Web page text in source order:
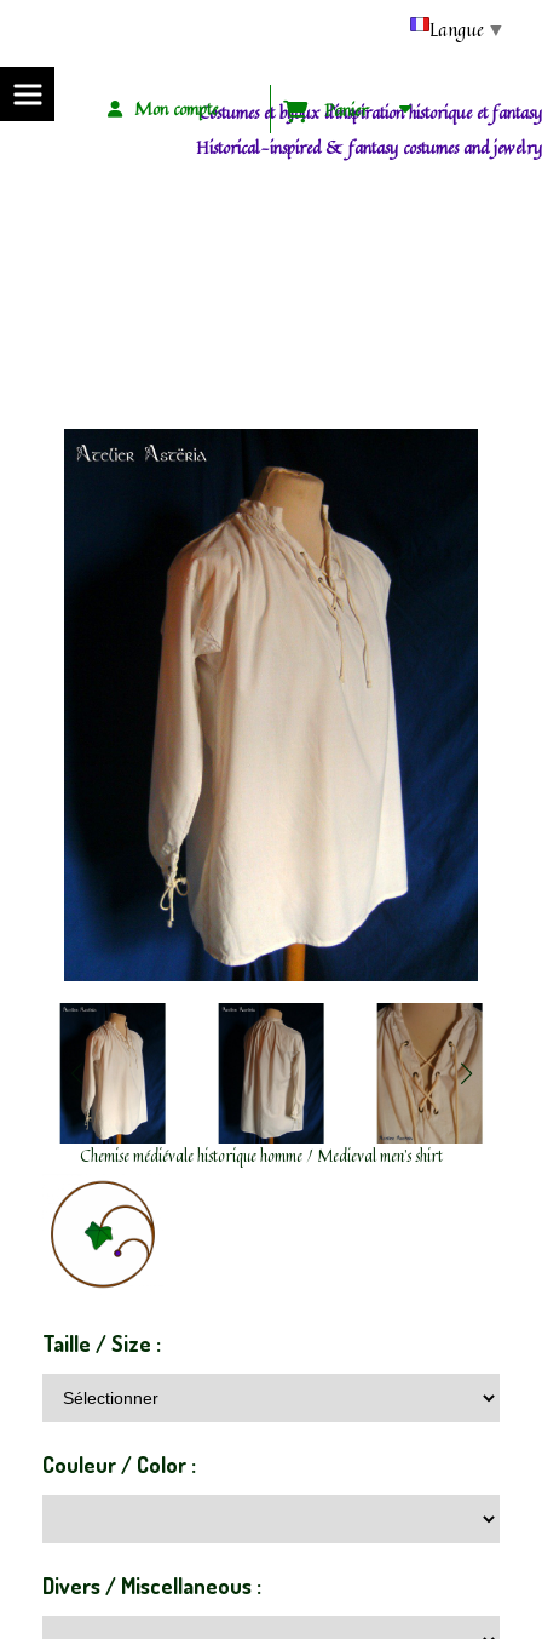
Costumes et bijoux d'inspiration historique et fantasy
Historical-inspired & fantasy costumes and jewelry
Mon compte Panier
Chemise médiévale historique homme / Medieval men’s shirt
Taille / Size :
Couleur / Color :
Divers / Miscellaneous :
Langue ▼